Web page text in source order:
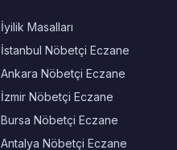
İyilik Masalları
İstanbul Nöbetçi Eczane
Ankara Nöbetçi Eczane
İzmir Nöbetçi Eczane
Bursa Nöbetçi Eczane
Antalya Nöbetçi Eczane